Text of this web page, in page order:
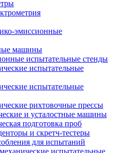
эмиссионные
машины
испытательные стенды
испытательные
испытательные
рихтовочные прессы
и усталостные машины
подготовка проб
и скретч-тестеры
для испытаний
испытательные